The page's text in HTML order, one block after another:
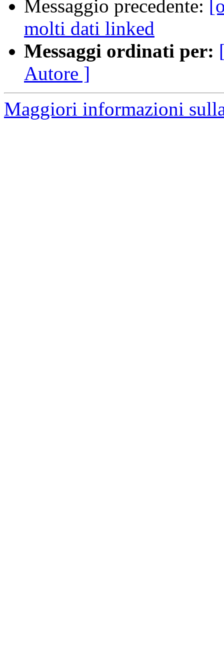
Messaggio precedente:
molti dati linked
Messaggi ordinati per:
Autore ]
Maggiori informazioni